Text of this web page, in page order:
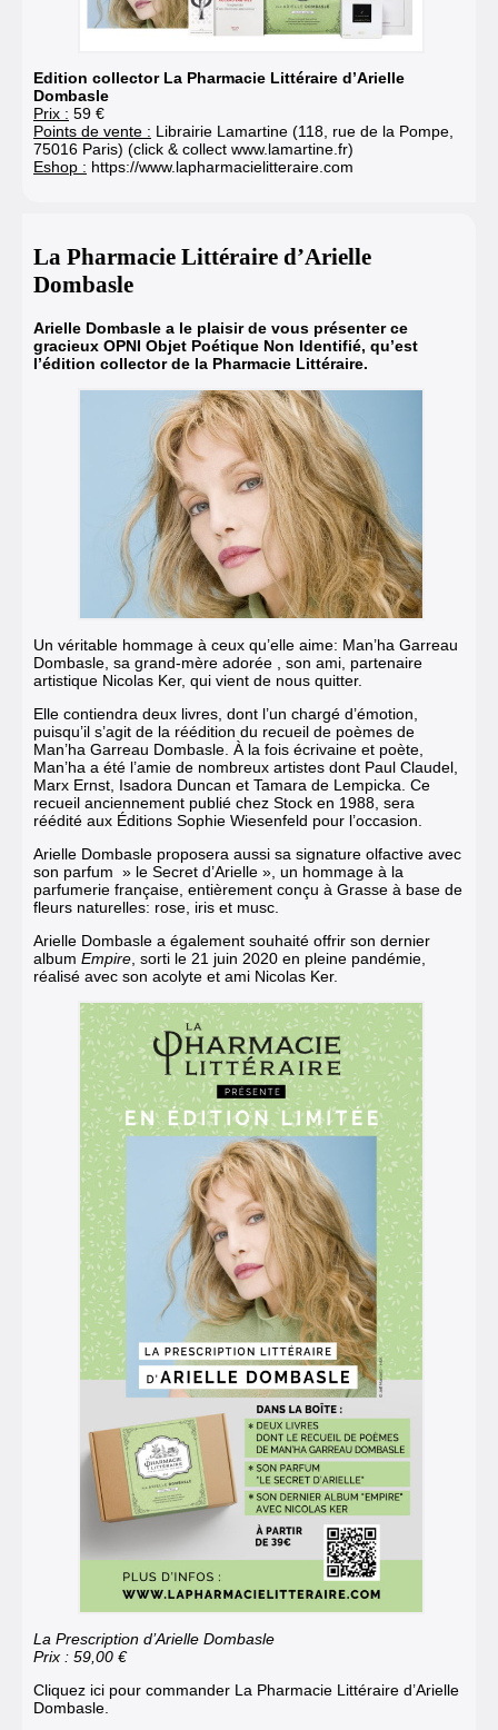
Edition collector La Pharmacie Littéraire d’Arielle
Dombasle
Prix : 59 €
Points de vente : Librairie Lamartine (118, rue de la Pompe,
75016 Paris) (click & collect www.lamartine.fr)
Eshop : https://www.lapharmacielitteraire.com
La Pharmacie Littéraire d’Arielle
Dombasle
Arielle Dombasle a le plaisir de vous présenter ce
gracieux OPNI Objet Poétique Non Identifié, qu’est
l’édition collector de la Pharmacie Littéraire.
Un véritable hommage à ceux qu’elle aime: Man’ha Garreau
Dombasle, sa grand-mère adorée , son ami, partenaire
artistique Nicolas Ker, qui vient de nous quitter.
Elle contiendra deux livres, dont l’un chargé d’émotion,
puisqu’il s’agit de la réédition du recueil de poèmes de
Man’ha Garreau Dombasle. À la fois écrivaine et poète,
Man’ha a été l’amie de nombreux artistes dont Paul Claudel,
Marx Ernst, Isadora Duncan et Tamara de Lempicka. Ce
recueil anciennement publié chez Stock en 1988, sera
réédité aux Éditions Sophie Wiesenfeld pour l’occasion.
Arielle Dombasle proposera aussi sa signature olfactive avec
son parfum » le Secret d’Arielle », un hommage à la
parfumerie française, entièrement conçu à Grasse à base de
fleurs naturelles: rose, iris et musc.
Arielle Dombasle a également souhaité offrir son dernier
album Empire , sorti le 21 juin 2020 en pleine pandémie,
réalisé avec son acolyte et ami Nicolas Ker.
La Prescription d’Arielle Dombasle
Prix : 59,00 €
Cliquez ici pour commander La Pharmacie Littéraire d’Arielle
Dombasle.